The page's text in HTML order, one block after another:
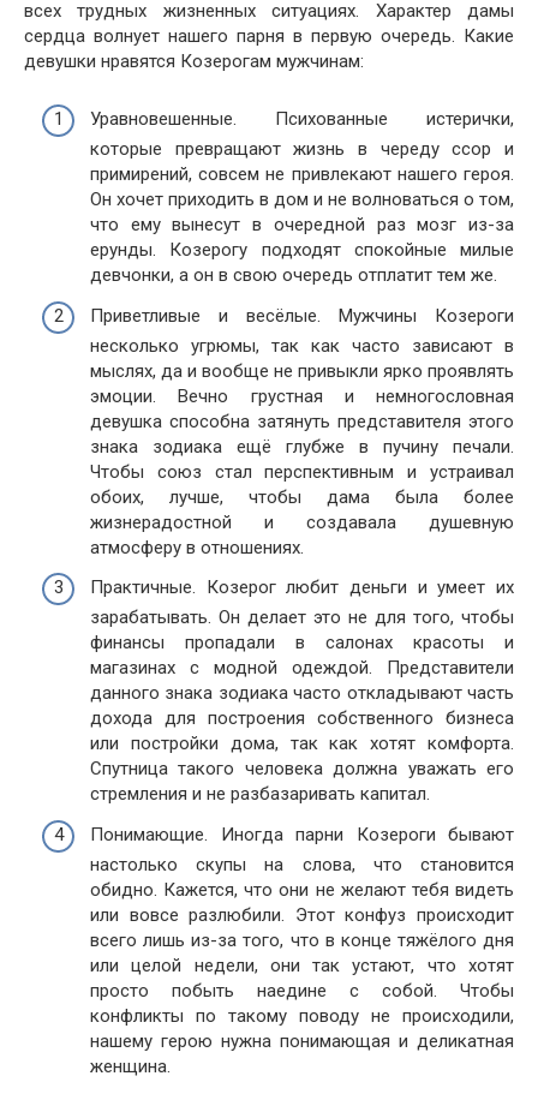
всех трудных жизненных ситуациях. Характер дамы
сердца волнует нашего парня в первую очередь. Какие
девушки нравятся Козерогам мужчинам:
Уравновешенные. Психованные истерички,
которые превращают жизнь в череду ссор и
примирений, совсем не привлекают нашего героя.
Он хочет приходить в дом и не волноваться о том,
что ему вынесут в очередной раз мозг из-за
ерунды. Козерогу подходят спокойные милые
девчонки, а он в свою очередь отплатит тем же.
Приветливые и весёлые. Мужчины Козероги
несколько угрюмы, так как часто зависают в
мыслях, да и вообще не привыкли ярко проявлять
эмоции. Вечно грустная и немногословная
девушка способна затянуть представителя этого
знака зодиака ещё глубже в пучину печали.
Чтобы союз стал перспективным и устраивал
обоих, лучше, чтобы дама была более
жизнерадостной и создавала душевную
атмосферу в отношениях.
Практичные. Козерог любит деньги и умеет их
зарабатывать. Он делает это не для того, чтобы
финансы пропадали в салонах красоты и
магазинах с модной одеждой. Представители
данного знака зодиака часто откладывают часть
дохода для построения собственного бизнеса
или постройки дома, так как хотят комфорта.
Спутница такого человека должна уважать его
стремления и не разбазаривать капитал.
Понимающие. Иногда парни Козероги бывают
настолько скупы на слова, что становится
обидно. Кажется, что они не желают тебя видеть
или вовсе разлюбили. Этот конфуз происходит
всего лишь из-за того, что в конце тяжёлого дня
или целой недели, они так устают, что хотят
просто побыть наедине с собой. Чтобы
конфликты по такому поводу не происходили,
нашему герою нужна понимающая и деликатная
женщина.